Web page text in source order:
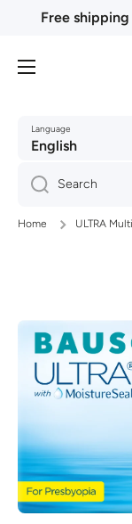
Skip to content
Free
Language
English
Search
Home ULTRA